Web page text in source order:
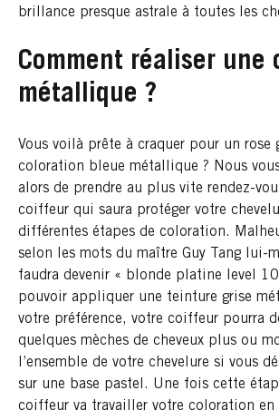
brillance presque astrale à toutes les
Comment réaliser une
métallique ?
Vous voilà prête à craquer pour un rose
coloration bleue métallique ? Nous
alors de prendre au plus vite rendez-
coiffeur qui saura protéger votre
différentes étapes de coloration.
selon les mots du maître Guy Tang lui-
faudra devenir « blonde platine level
pouvoir appliquer une teinture grise
votre préférence, votre coiffeur pourra
quelques mèches de cheveux plus ou
l’ensemble de votre chevelure si vous
sur une base pastel. Une fois cette
coiffeur va travailler votre coloration en